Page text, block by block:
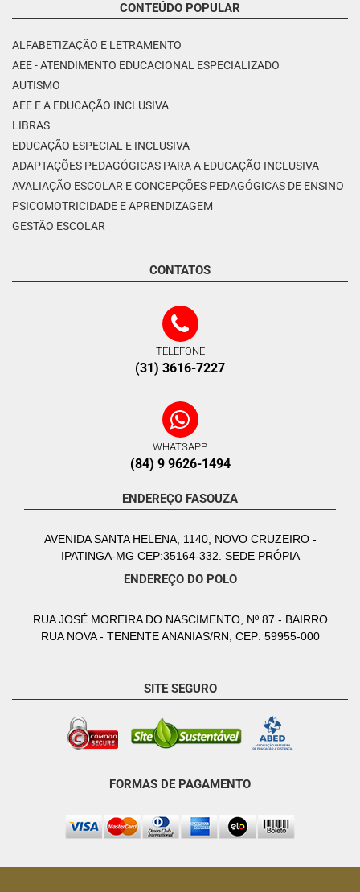
CONTEÚDO POPULAR
ALFABETIZAÇÃO E LETRAMENTO
AEE - ATENDIMENTO EDUCACIONAL ESPECIALIZADO
AUTISMO
AEE E A EDUCAÇÃO INCLUSIVA
LIBRAS
EDUCAÇÃO ESPECIAL E INCLUSIVA
ADAPTAÇÕES PEDAGÓGICAS PARA A EDUCAÇÃO INCLUSIVA
AVALIAÇÃO ESCOLAR E CONCEPÇÕES PEDAGÓGICAS DE ENSINO
PSICOMOTRICIDADE E APRENDIZAGEM
GESTÃO ESCOLAR
CONTATOS
TELEFONE
(31) 3616-7227
WHATSAPP
(84) 9 9626-1494
ENDEREÇO FASOUZA
AVENIDA SANTA HELENA, 1140, NOVO CRUZEIRO -
IPATINGA-MG CEP:35164-332. SEDE PRÓPIA
ENDEREÇO DO POLO
RUA JOSÉ MOREIRA DO NASCIMENTO, Nº 87 - BAIRRO
RUA NOVA - TENENTE ANANIAS/RN, CEP: 59955-000
SITE SEGURO
FORMAS DE PAGAMENTO